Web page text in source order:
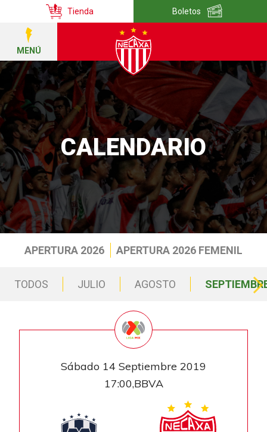
Tienda Boletos
MENÚ
CALENDARIO
APERTURA 2026 APERTURA 2026 FEMENIL
TODOS JULIO AGOSTO
Sábado 14 Septiembre 2019
17:00,BBVA